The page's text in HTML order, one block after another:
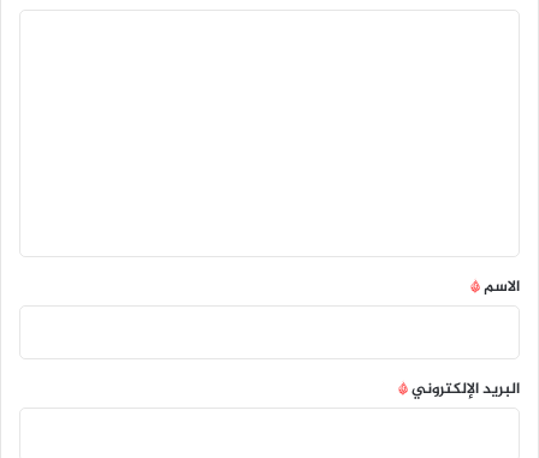
*
الاسم*
البريد الإلكتروني*